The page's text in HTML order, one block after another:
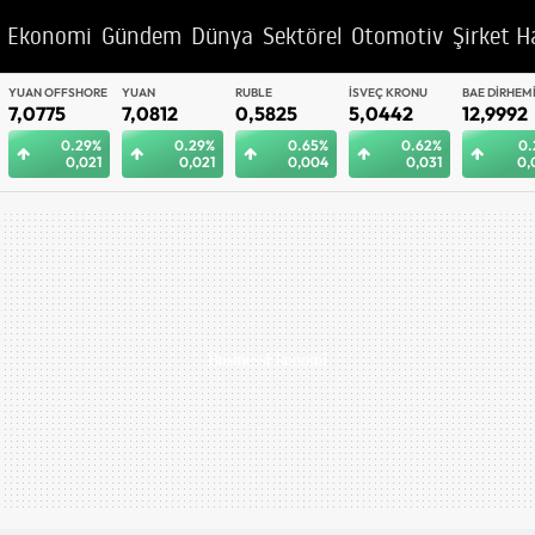
Ekonomi Gündem Dünya Sektörel Otomotiv Şirket
YUAN OFFSHORE
7,0775
0.29%
0,021
YUAN
7,0812
0.29%
0,021
RUBLE
0,5825
0.65%
0,004
İSVEÇ KRONU
5,0442
0.62%
0,031
BAE DIRHEMI
12,9992